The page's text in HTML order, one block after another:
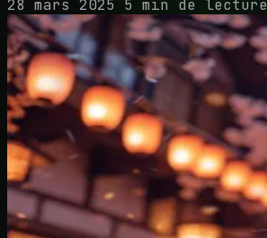
28 mars 2025
5 min de lecture